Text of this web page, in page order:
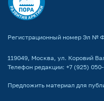
Регистрационный номер Эл №
119049, Москва, ул. Коровий
Телефон редакции: +7 (925)
Предложить материал для